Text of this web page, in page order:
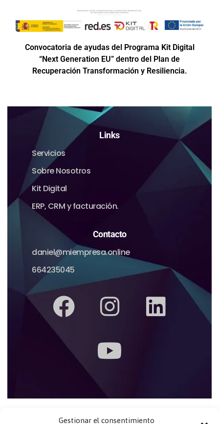
Gestionar el consentimiento
Convocatoria de ayudas del Programa Kit Digital
“Next Generation EU” dentro del Plan de
Recuperación Transformación y Resiliencia.
Links
Servicios
Sobre Nosotros
Kit Digital
ERP, CRM y facturación.
Contacto
daniel@miempresa.online
664235045